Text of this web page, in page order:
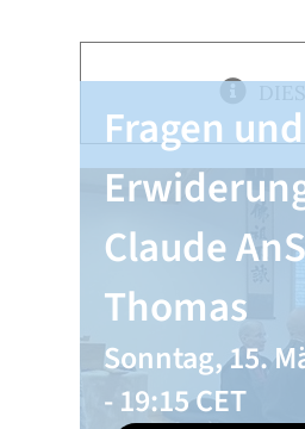
Fragen und
Claude
Thomas
Sonntag, 15.
- 19:15CET